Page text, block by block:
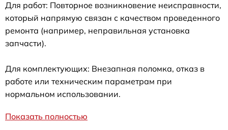
Для работ: Повторное возникновение неисправности,
который напрямую связан с качеством проведенного
ремонта (например, неправильная установка
запчасти).
Для комплектующих: Внезапная поломка, отказ в
работе или техническим параметрам при
нормальном использовании.
Показать полностью